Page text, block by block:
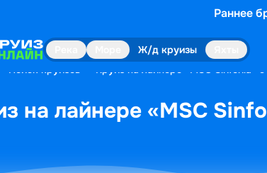
Раннее
Ж/д круизы
Поиск круизов Круиз на лайнере «MSC Sinfonia»
на лайнере «MSC